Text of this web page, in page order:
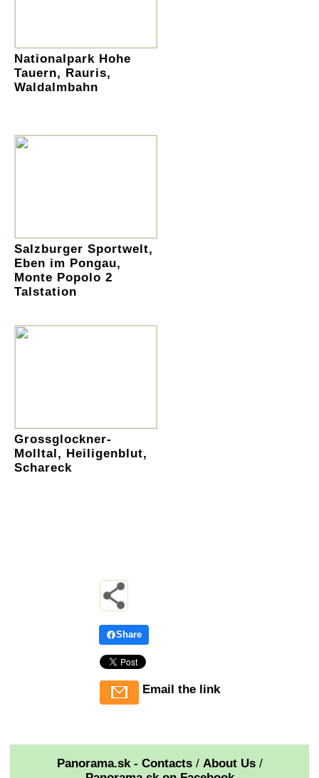
Nationalpark Hohe
Tauern, Rauris,
Waldalmbahn
Salzburger Sportwelt,
Eben im Pongau,
Monte Popolo 2
Talstation
Grossglockner-
Molltal, Heiligenblut,
Schareck
Share
Email the link
Panorama.sk - Contacts/ About Us/